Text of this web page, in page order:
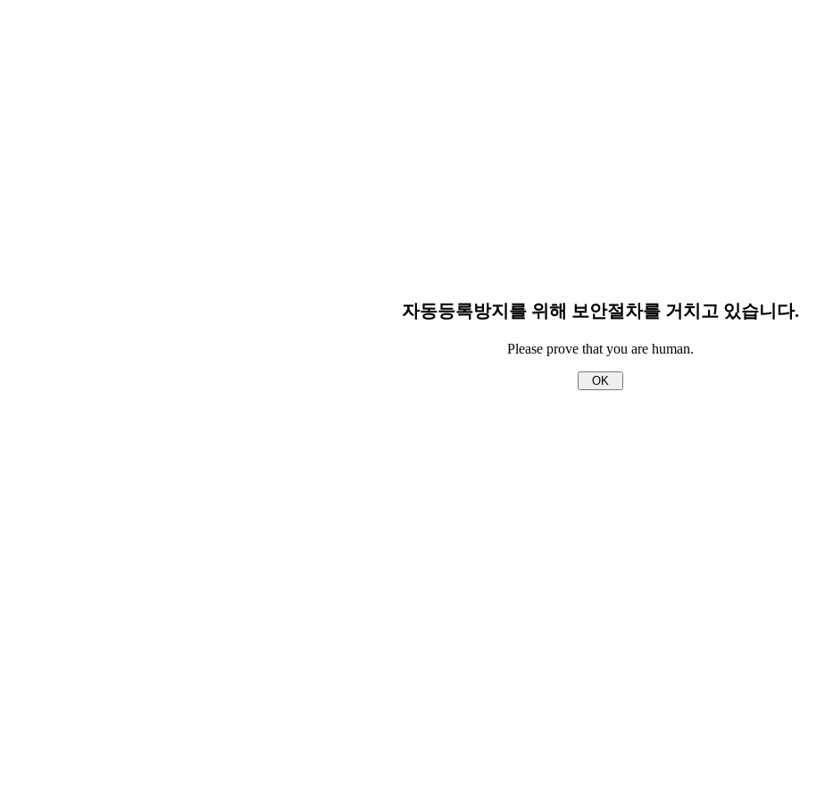
자동등록방지를 위해 보안절차를 거치고 있습니다.
Please prove that you are human.